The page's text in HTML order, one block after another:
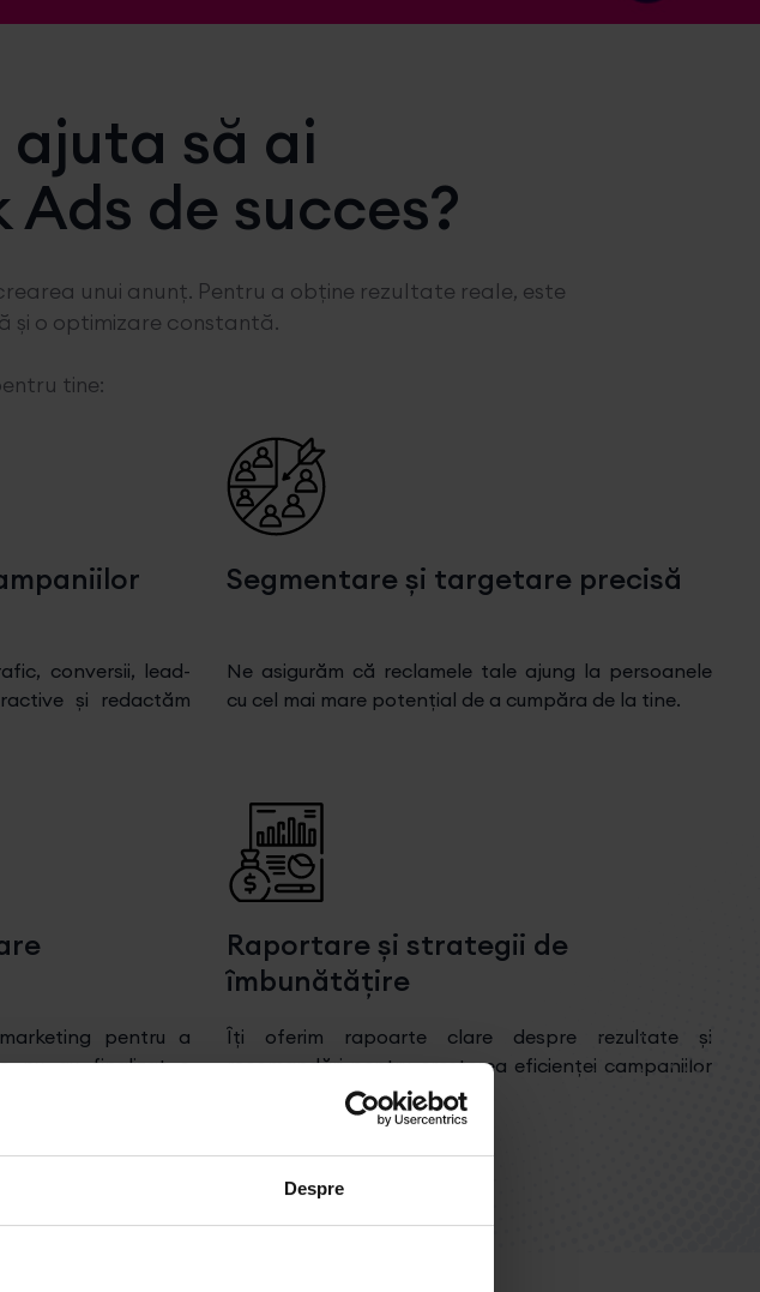
Despre
să ai
de succes?
unui anunț. Pentru a obține rezultate reale, este
și o optimizare constantă.
tine:
conversii, lead-
și redactăm
Segmentare și targetare precisă
Ne asigurăm că reclamele tale ajung la persoanele
cu cel mai mare potențial de a cumpăra de la tine.
pentru a
nu au finalizat o
Raportare și strategii de
îmbunătățire
Îți oferim rapoarte clare despre rezultate și
recomandări pentru creșterea eficienței campaniilor